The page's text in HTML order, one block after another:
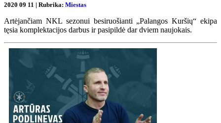
2020 09 11 | Rubrika: Miestas
Artėjančiam NKL sezonui besiruošianti „Palangos Kuršių“ ekipa
tęsia komplektacijos darbus ir pasipildė dar dviem naujokais.